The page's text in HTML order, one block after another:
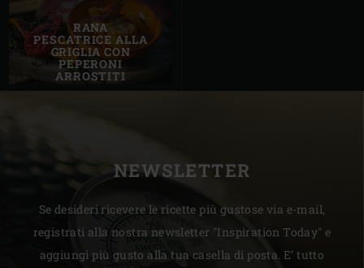
RANA
PESCATRICE ALLA
GRIGLIA CON
PEPERONI
ARROSTITI
NEWSLETTER
Se desideri ricevere le ricette più gustose via e-mail,
registrati alla nostra newsletter "Inspiration Today" e
aggiungi più gusto alla tua casella di posta. E’ tutto